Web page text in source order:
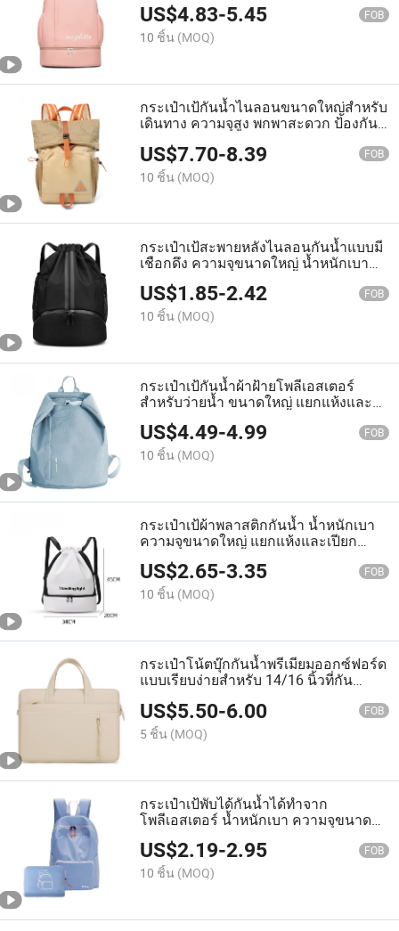
US$4.83-5.45 FOB
10 ชิ้น (MOQ)
กระเป๋าเป้กันน้ำไนลอนขนาดใหญ่สำหรับ
เดินทาง ความจุสูง พกพาสะดวก ป้องกัน
US$7.70-8.39 FOB
10 ชิ้น (MOQ)
กระเป๋าเป้สะพายหลังไนลอนกันน้ำแบบมี
เชือกดึง ความจุขนาดใหญ่ น้ำหนักเบา
แยกแห้ง-เปียก กระเป๋ากีฬา
US$1.85-2.42 FOB
10 ชิ้น (MOQ)
กระเป๋าเป้กันน้ำผ้าฝ้ายโพลีเอสเตอร์
สำหรับว่ายน้ำ ขนาดใหญ่ แยกแห้งและ
เปียก กระเป๋ากีฬา
US$4.49-4.99 FOB
10 ชิ้น (MOQ)
กระเป๋าเป้ผ้าพลาสติกกันน้ำ น้ำหนักเบา
ความจุขนาดใหญ่ แยกแห้งและเปียก
กระเป๋ากีฬา
US$2.65-3.35 FOB
10 ชิ้น (MOQ)
กระเป๋าโน้ตบุ๊กกันน้ำพรีเมียมออกซ์ฟอร์ด
แบบเรียบง่ายสำหรับ 14/16 นิ้วที่กัน
US$5.50-6.00 FOB
5 ชิ้น (MOQ)
กระเป๋าเป้พับได้กันน้ำได้ทำจาก
โพลีเอสเตอร์ น้ำหนักเบา ความจุขนาด
ใหญ่ พกพาสะดวกสำหรับการเดินทาง
US$2.19-2.95 FOB
10 ชิ้น (MOQ)